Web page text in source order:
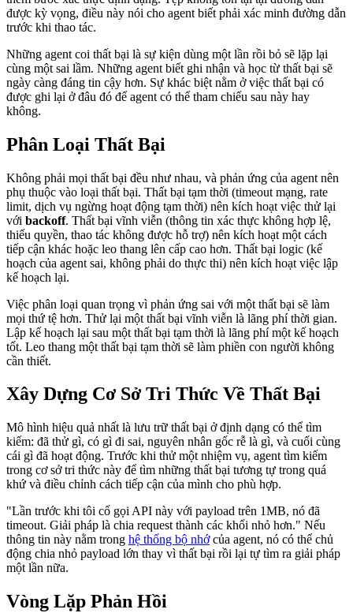
được kỳ vọng, điều này nói cho agent biết phải xác minh đường dẫn
trước khi thao tác.
Những agent coi thất bại là sự kiện dùng một lần rồi bỏ sẽ lặp lại
cùng một sai lầm. Những agent biết ghi nhận và học từ thất bại sẽ
ngày càng đáng tin cậy hơn. Sự khác biệt nằm ở việc thất bại có
được ghi lại ở đâu đó để agent có thể tham chiếu sau này hay
không.
Phân Loại Thất Bại
Không phải mọi thất bại đều như nhau, và phản ứng của agent nên
phụ thuộc vào loại thất bại. Thất bại tạm thời (timeout mạng, rate
limit, dịch vụ ngừng hoạt động tạm thời) nên kích hoạt việc thử lại
với backoff. Thất bại vĩnh viễn (thông tin xác thực không hợp lệ,
thiếu quyền, thao tác không được hỗ trợ) nên kích hoạt một cách
tiếp cận khác hoặc leo thang lên cấp cao hơn. Thất bại logic (kế
hoạch của agent sai, không phải do thực thi) nên kích hoạt việc lập
kế hoạch lại.
Việc phân loại quan trọng vì phản ứng sai với một thất bại sẽ làm
mọi thứ tệ hơn. Thử lại một thất bại vĩnh viễn là lãng phí thời gian.
Lập kế hoạch lại sau một thất bại tạm thời là lãng phí một kế hoạch
tốt. Leo thang một thất bại tạm thời sẽ làm phiền con người không
cần thiết.
Xây Dựng Cơ Sở Tri Thức Về Thất Bại
Mô hình hiệu quả nhất là lưu trữ thất bại ở định dạng có thể tìm
kiếm: đã thử gì, có gì đi sai, nguyên nhân gốc rễ là gì, và cuối cùng
cái gì đã hoạt động. Trước khi thử một nhiệm vụ, agent tìm kiếm
trong cơ sở tri thức này để tìm những thất bại tương tự trong quá
khứ và điều chỉnh cách tiếp cận của mình cho phù hợp.
"Lần trước khi tôi cố gọi API này với payload trên 1MB, nó đã
timeout. Giải pháp là chia request thành các khối nhỏ hơn." Nếu
thông tin này nằm trong hệ thống bộ nhớcủa agent, nó có thể chủ
động chia nhỏ payload lớn thay vì thất bại rồi lại tự tìm ra giải pháp
một lần nữa.
Vòng Lặp Phản Hồi